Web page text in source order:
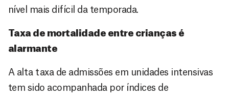
nível mais difícil da temporada.
Taxa de mortalidade entre crianças é
alarmante
A alta taxa de admissões em unidades intensivas
tem sido acompanhada por índices de